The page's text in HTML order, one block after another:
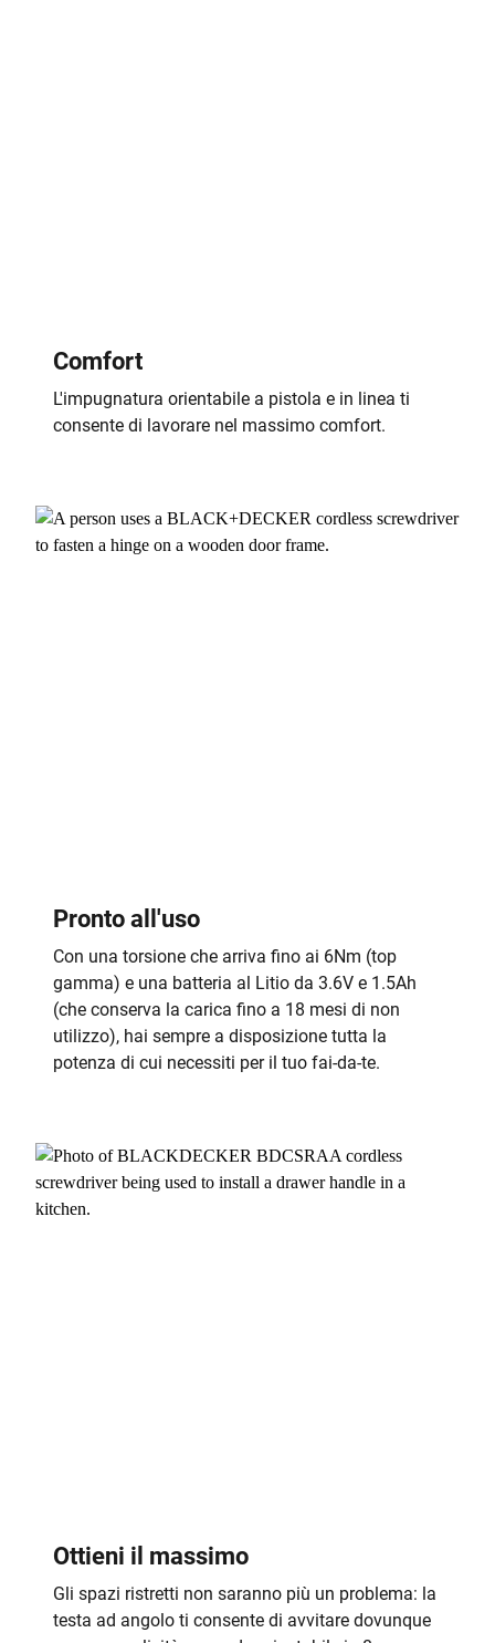
Comfort
L'impugnatura orientabile a pistola e in linea ti
consente di lavorare nel massimo comfort.
Pronto all'uso
Con una torsione che arriva fino ai 6Nm (top
gamma) e una batteria al Litio da 3.6V e 1.5Ah
(che conserva la carica fino a 18 mesi di non
utilizzo), hai sempre a disposizione tutta la
potenza di cui necessiti per il tuo fai-da-te.
Ottieni il massimo
Gli spazi ristretti non saranno più un problema: la
testa ad angolo ti consente di avvitare dovunque